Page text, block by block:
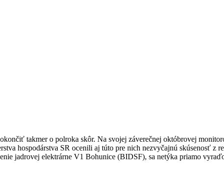
takmer o polroka skôr. Na svojej záverečnej októbrovej
hospodárstva SR ocenili aj túto pre nich nezvyčajnú skúsenosť z
jadrovej elektrárne V1 Bohunice (BIDSF), sa netýka priamo